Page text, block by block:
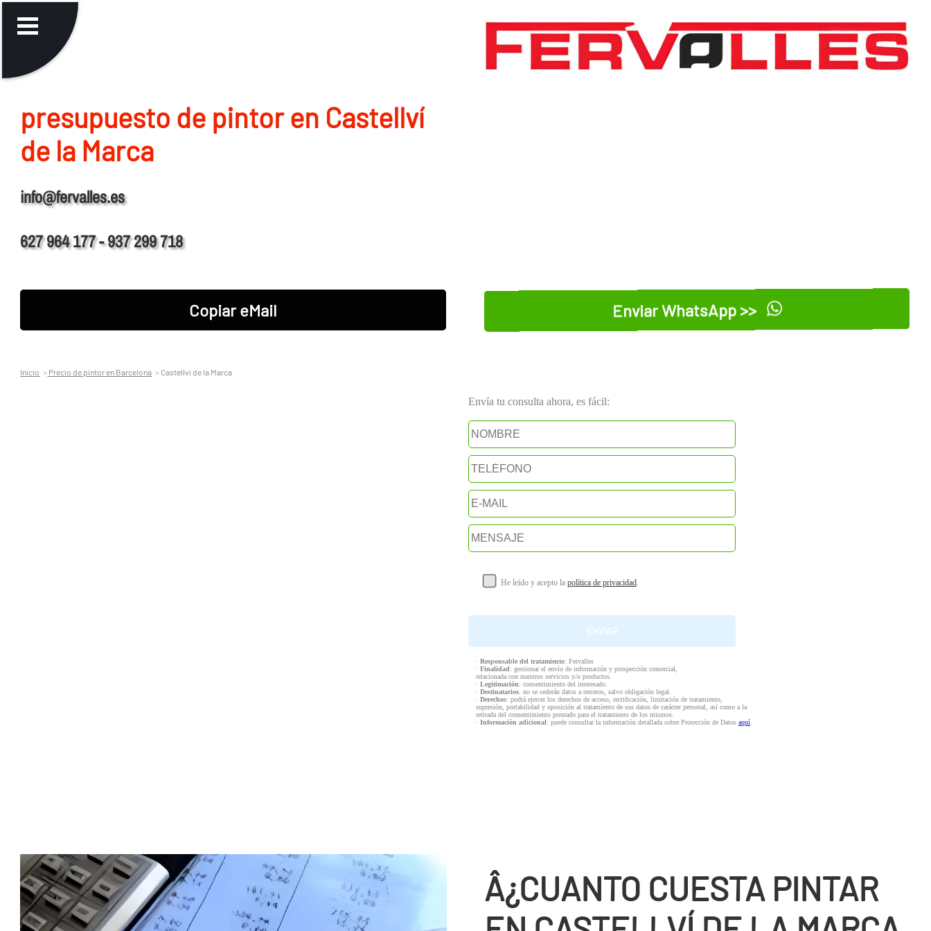
presupuesto de pintor en Castellví
de la Marca
info@fervalles.es
627 964 177 - 937 299 718
Copiar eMail Enviar WhatsApp >>
Inicio Precio de pintor en Barcelona Castellví de la Marca
Envía tu consulta ahora, es fácil:
He leído y acepto la política de privacidad.
· Responsable del tratamiento: Fervalles
· Finalidad: gestionar el envío de información y prospección comercial,
relacionada con nuestros servicios y/o productos.
· Legitimación: consentimiento del interesado.
· Destinatarios: no se cederán datos a terceros, salvo obligación legal.
· Derechos: podrá ejercer los derechos de acceso, rectificación, limitación de tratamiento,
supresión, portabilidad y oposición al tratamiento de sus datos de carácter personal, así como a la
retirada del consentimiento prestado para el tratamiento de los mismos.
· Información adicional: puede consultar la información detallada sobre Protección de Datos aquí.
Â¿CUANTO CUESTA PINTAR